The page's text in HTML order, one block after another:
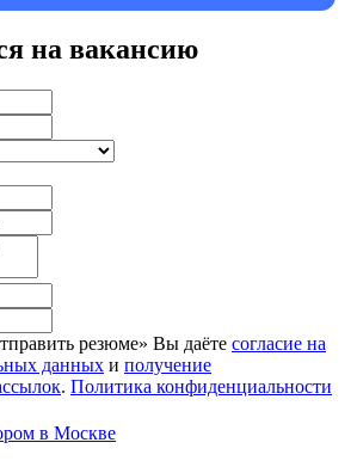
на вакансию
резюме» Вы даёте согласие на
данных и получение
. Политика конфиденциальности
в Москве